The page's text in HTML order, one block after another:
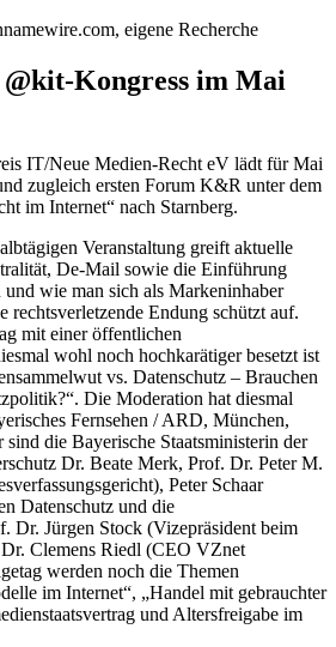
eigene Recherche
@kit-Kongress im Mai
IT/Neue Medien-Recht eV lädt für Mai
zugleich ersten Forum K&R unter dem
im Internet“ nach Starnberg.
Veranstaltung greift aktuelle
De-Mail sowie die Einführung
wie man sich als Markeninhaber
rechtsverletzende Endung schützt auf.
mit einer öffentlichen
wohl noch hochkarätiger besetzt ist
vs. Datenschutz – Brauchen
Die Moderation hat diesmal
Fernsehen / ARD, München,
die Bayerische Staatsministerin der
Dr. Beate Merk, Prof. Dr. Peter M.
Peter Schaar
Datenschutz und die
Dr. Jürgen Stock (Vizepräsident beim
Clemens Riedl (CEO VZnet
werden noch die Themen
im Internet“, „Handel mit gebrauchter
und Altersfreigabe im